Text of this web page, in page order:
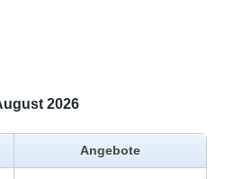
2026
Angebote